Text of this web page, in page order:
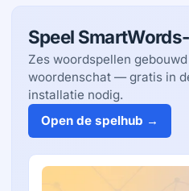
Speel
Zes woordspellen
woordenschat — gratis in
installatie nodig.
Open de spelhub →